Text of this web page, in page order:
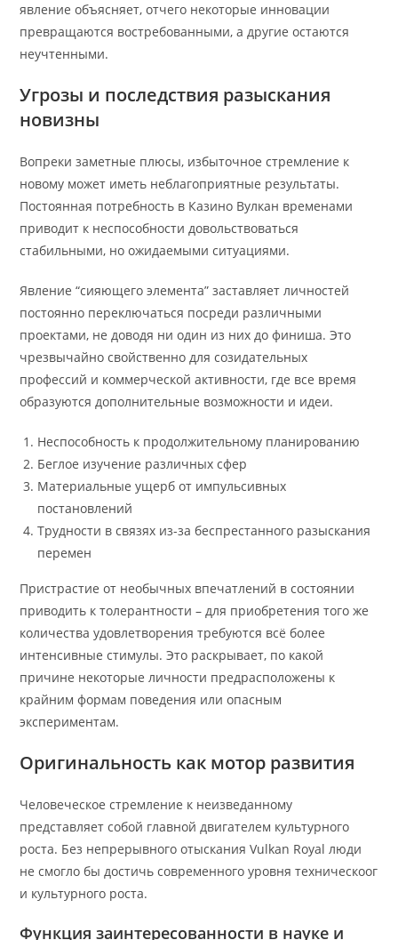
явление объясняет, отчего некоторые инновации
превращаются востребованными, а другие остаются
неучтенными.
Угрозы и последствия разыскания
новизны
Вопреки заметные плюсы, избыточное стремление к
новому может иметь неблагоприятные результаты.
Постоянная потребность в Казино Вулкан временами
приводит к неспособности довольствоваться
стабильными, но ожидаемыми ситуациями.
Явление “сияющего элемента” заставляет личностей
постоянно переключаться посреди различными
проектами, не доводя ни один из них до финиша. Это
чрезвычайно свойственно для созидательных
профессий и коммерческой активности, где все время
образуются дополнительные возможности и идеи.
Неспособность к продолжительному планированию
Беглое изучение различных сфер
Материальные ущерб от импульсивных
постановлений
Трудности в связях из-за беспрестанного разыскания
перемен
Пристрастие от необычных впечатлений в состоянии
приводить к толерантности – для приобретения того же
количества удовлетворения требуются всё более
интенсивные стимулы. Это раскрывает, по какой
причине некоторые личности предрасположены к
крайним формам поведения или опасным
экспериментам.
Оригинальность как мотор развития
Человеческое стремление к неизведанному
представляет собой главной двигателем культурного
роста. Без непрерывного отыскания Vulkan Royal люди
не смогло бы достичь современного уровня техническоог
и культурного роста.
Функция заинтересованности в науке и